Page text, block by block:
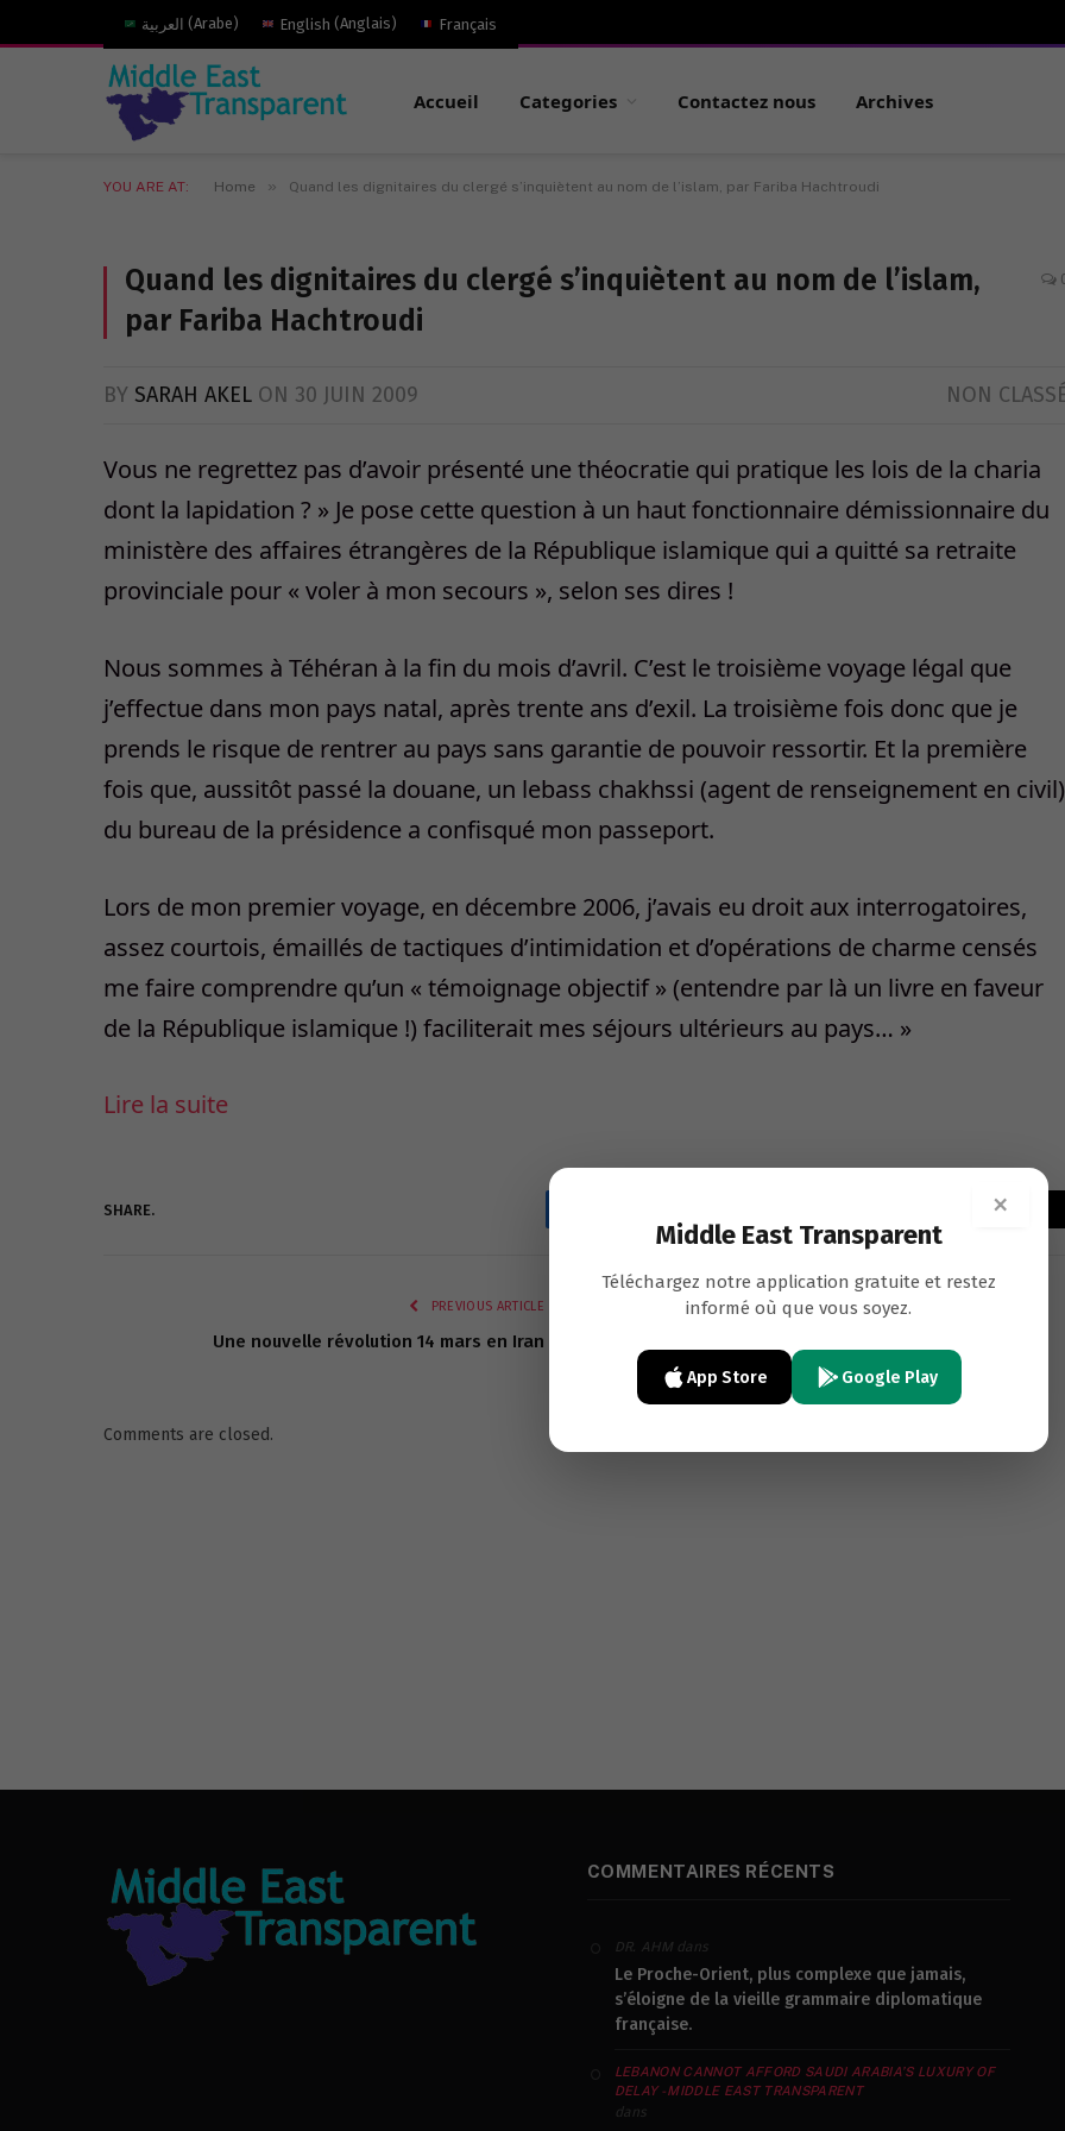
العربية (Arabe) English (Anglais) Français
Accueil Categories Contactez nous Archives
YOU ARE AT: Home » Quand les dignitaires du clergé s’inquiètent au nom de l’islam, par Fariba Hachtroudi
Quand les dignitaires du clergé s’inquiètent au nom de l’islam,
par Fariba Hachtroudi
BY SARAH AKEL ON 30 JUIN 2009 NON
Vous ne regrettez pas d’avoir présenté une théocratie qui pratique les lois de la charia
dont la lapidation ? » Je pose cette question à un haut fonctionnaire démissionnaire du
ministère des affaires étrangères de la République islamique qui a quitté sa retraite
provinciale pour « voler à mon secours », selon ses dires !
Nous sommes à Téhéran à la fin du mois d’avril. C’est le troisième voyage légal que
j’effectue dans mon pays natal, après trente ans d’exil. La troisième fois donc que je
prends le risque de rentrer au pays sans garantie de pouvoir ressortir. Et la première
fois que, aussitôt passé la douane, un lebass chakhssi (agent de renseignement en civil)
du bureau de la présidence a confisqué mon passeport.
Lors de mon premier voyage, en décembre 2006, j’avais eu droit aux interrogatoires,
assez courtois, émaillés de tactiques d’intimidation et d’opérations de charme censés
me faire comprendre qu’un « témoignage objectif » (entendre par là un livre en faveur
de la République islamique !) faciliterait mes séjours ultérieurs au pays… »
Lire la suite
SHARE.
Facebook Twitter LinkedIn Email WhatsApp
PREVIOUS ARTICLE
Une nouvelle révolution 14 mars en Iran
NEXT ARTICLE
dans le monde arabe
Comments are closed.
COMMENTAIRES RÉCENTS
DR. AHMdans
Le Proche-Orient, plus complexe que jamais,
s’éloigne de la vieille grammaire diplomatique
française.
LEBANON CANNOT AFFORD SAUDI ARABIA’S LUXURY OF
DELAY - MIDDLE EAST TRANSPARENT
dans
×
Middle East Transparent
Téléchargez notre application gratuite et restez
informé où que vous soyez.
App Store Google Play